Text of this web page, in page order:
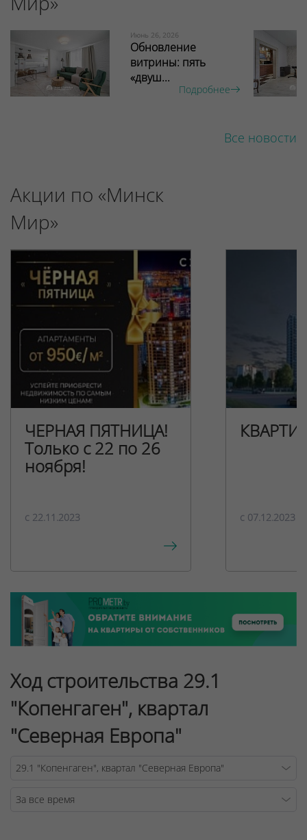
Июнь 26, 2026
Обновление
витрины: пять
«двуш...
Подробнее
Все новости
Акции по «Минск
Мир»
ЧЕРНАЯ ПЯТНИЦА!
Только с 22 по 26
ноября!
c 22.11.2023 c 07.12.2023
Ход строительства 29.1
"Копенгаген", квартал
"Северная Европа"